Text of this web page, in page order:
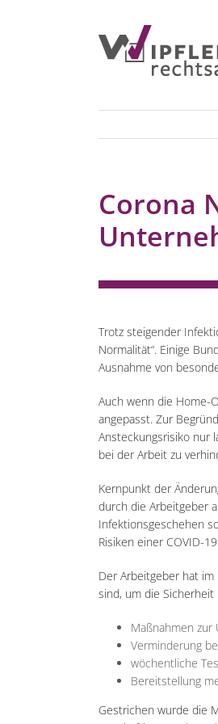
Corona
Trotz steigender
Normalität“. Einige
Ausnahme von
Auch wenn die Home-
angepasst. Zur
Ansteckungsrisiko nur
bei der Arbeit zu
Kernpunkt der
durch die Arbeitgeber
Infektionsgeschehen
Risiken einer COVID-
Der Arbeitgeber hat
sind, um die
Maßnahmen zur
Verminderung
wöchentliche
Bereitstellung
Gestrichen wurde die